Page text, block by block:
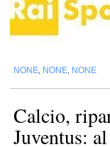
NONE NONE NONE
Calcio,
Juventus: